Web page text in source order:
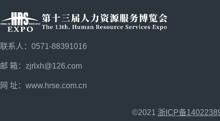
联系人：0571-88391016
邮 箱：zjrlxh@126.com
网 址： www.hrse.com.cn
©2021 浙ICP备